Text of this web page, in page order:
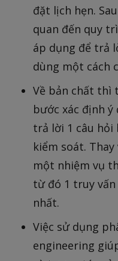
đặt lịch hẹn.
quan đến quy
áp dụng để trả
dùng một cách
Về bản chất thì
bước xác định
trả lời 1 câu hỏi
kiểm soát.
một nhiệm vụ
từ đó 1 truy
nhất.
Việc sử dụng
engineering